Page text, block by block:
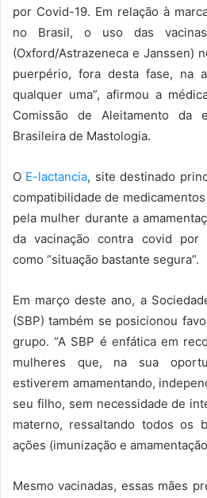
por Covid-19. Em relação à
no Brasil, o uso das
(Oxford/Astrazeneca e Janssen)
puerpério, fora desta fase, na
qualquer uma”, afirmou a
Comissão de Aleitamento da
Brasileira de Mastologia.
O E-lactancia, site destinado
compatibilidade de
pela mulher durante a
da vacinação contra covid por
como “situação bastante segura”.
Em março deste ano, a
(SBP) também se posicionou
grupo. “A SBP é enfática em
mulheres que, na sua
estiverem amamentando,
seu filho, sem necessidade de
materno, ressaltando todos os
ações (imunização e
Mesmo vacinadas, essas mães